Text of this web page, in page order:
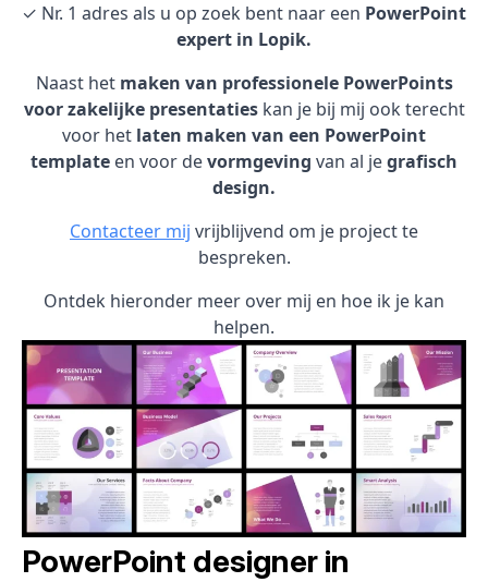
✓ Nr. 1 adres als u op zoek bent naar een PowerPoint
expert in Lopik.
Naast het maken van professionele PowerPoints
voor zakelijke presentatieskan je bij mij ook terecht
voor het laten maken van een PowerPoint
template en voor devormgeving van al jegrafisch
design.
Contacteer mij vrijblijvend om je project te
bespreken.
Ontdek hieronder meer over mij en hoe ik je kan
helpen.
PowerPoint designer in